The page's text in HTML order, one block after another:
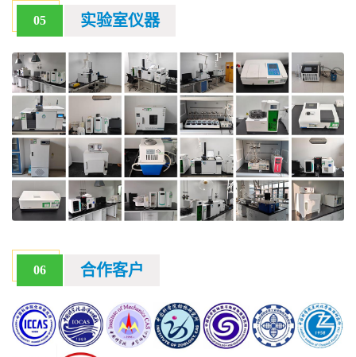
05 实验室仪器
06 合作客户